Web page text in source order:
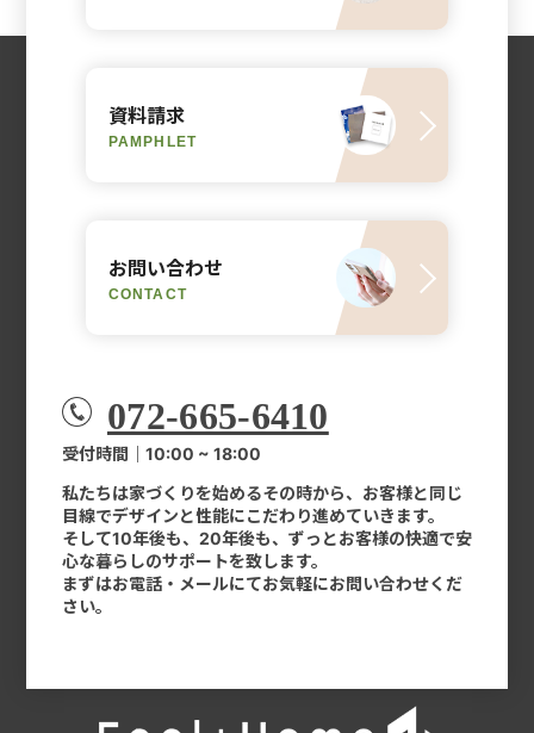
資料請求
PAMPHLET
お問い合わせ
CONTACT
072-665-6410
受付時間｜10:00 ~ 18:00
私たちは家づくりを始めるその時から、お客様と同じ
目線でデザインと性能にこだわり進めていきます。
そして10年後も、20年後も、ずっとお客様の快適で安
心な暮らしのサポートを致します。
まずはお電話・メールにてお気軽にお問い合わせくだ
さい。